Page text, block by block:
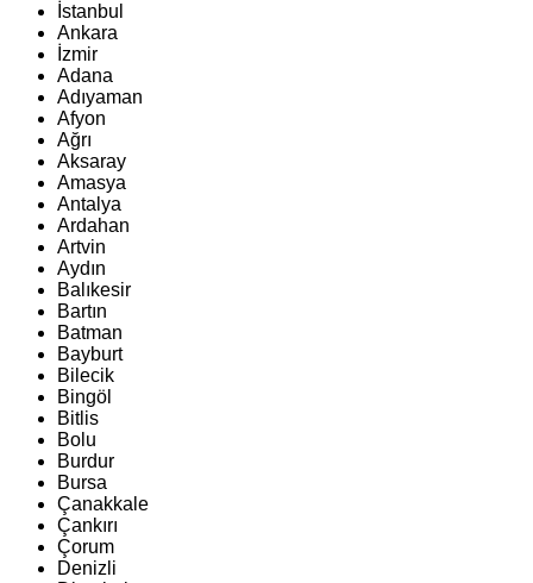
İstanbul
Ankara
İzmir
Adana
Adıyaman
Afyon
Ağrı
Aksaray
Amasya
Antalya
Ardahan
Artvin
Aydın
Balıkesir
Bartın
Batman
Bayburt
Bilecik
Bingöl
Bitlis
Bolu
Burdur
Bursa
Çanakkale
Çankırı
Çorum
Denizli